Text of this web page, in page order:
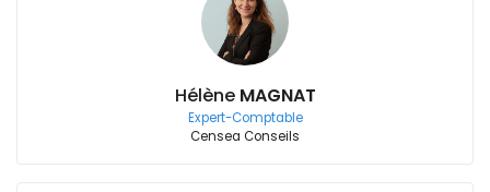
Hélène MAGNAT
Expert-Comptable
Censea Conseils